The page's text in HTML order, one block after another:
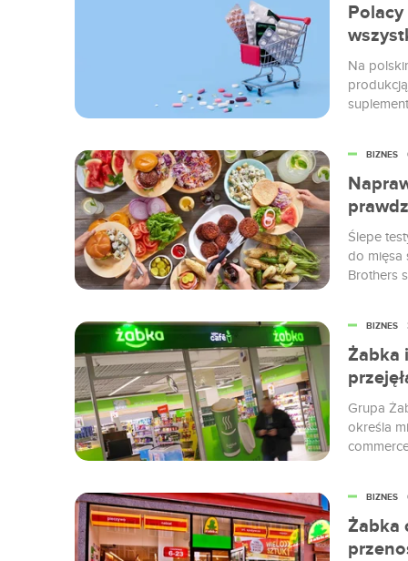
Na
wartość
Ślepe
do mięsa
Brothers
BIZNES
Żabka
Grupa
określa
diety
BIZNES
Żabka
BIZNES